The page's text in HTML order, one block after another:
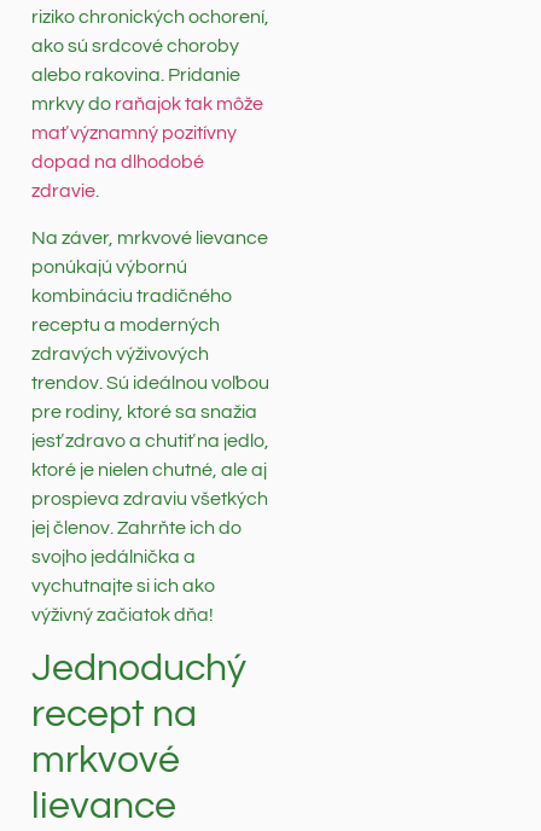
riziko chronických ochorení,
ako sú srdcové choroby
alebo rakovina. Pridanie
mrkvy do raňajok tak môže
mať významný pozitívny
dopad na dlhodobé
zdravie.
Na záver, mrkvové lievance
ponúkajú výbornú
kombináciu tradičného
receptu a moderných
zdravých výživových
trendov. Sú ideálnou voľbou
pre rodiny, ktoré sa snažia
jesť zdravo a chutiť na jedlo,
ktoré je nielen chutné, ale aj
prospieva zdraviu všetkých
jej členov. Zahrňte ich do
svojho jedálnička a
vychutnajte si ich ako
výživný začiatok dňa!
Jednoduchý
recept na
mrkvové
lievance